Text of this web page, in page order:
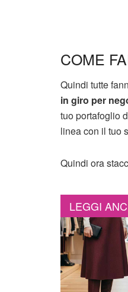
COME
Quindi tutte
in giro per
tuo portafoglio
linea con il tuo
Quindi ora
LEGGI